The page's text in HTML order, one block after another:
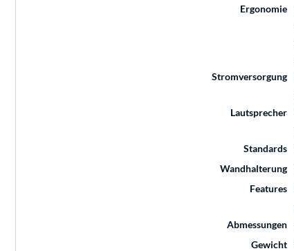
Ergonomie
Stromversorgung
Lautsprecher
Standards
Wandhalterung
Features
Abmessungen
Gewicht